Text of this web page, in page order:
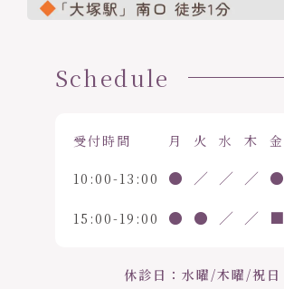
Schedule
受付時間 月 火 水 木 金
10:00-13:00 ● ／ ／ ／ ●
15:00-19:00 ● ● ／ ／ ■
休診日：水曜/木曜/祝日